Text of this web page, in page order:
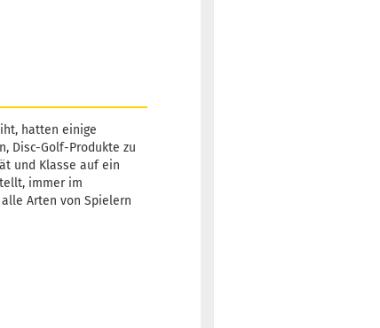
hatten einige
Disc-Golf-Produkte zu
und Klasse auf ein
immer im
Arten von Spielern